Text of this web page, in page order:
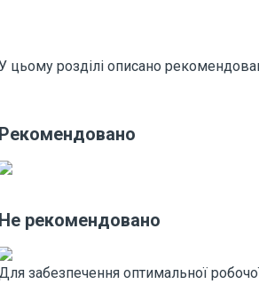
цьому розділі описано
Рекомендовано
Не рекомендовано
забезпечення оптимальної